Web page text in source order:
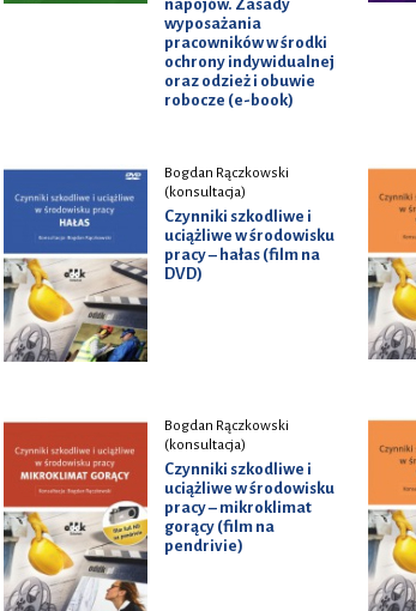
napojów. Zasady
wyposażania
pracowników w środki
ochrony indywidualnej
oraz odzież i obuwie
robocze (e-book)
Bogdan Rączkowski
(konsultacja)
Czynniki szkodliwe i
uciążliwe w środowisku
pracy – hałas (film na
DVD)
Bogdan Rączkowski
(konsultacja)
Czynniki szkodliwe i
uciążliwe w środowisku
pracy – mikroklimat
gorący (film na
pendrivie)